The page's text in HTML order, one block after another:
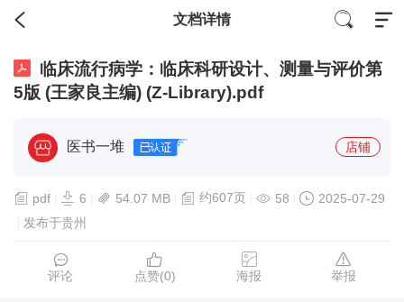
文档详情
临床流行病学：临床科研设计、测量与评价第
5版 (王家良主编) (Z-Library).pdf
医书一堆 店铺
pdf 6 54.07 MB 约607页 58
2025-07-29
发布于贵州
评论 点赞(0) 海报 举报